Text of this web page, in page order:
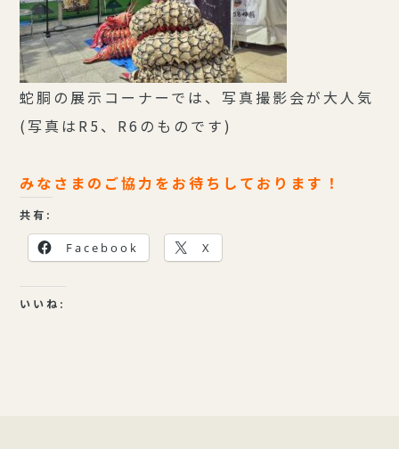
蛇胴の展示コーナーでは、写真撮影会が大人気
(写真はR5、R6のものです)
みなさまのご協力をお待ちしております！
共有:
Facebook X
いいね: